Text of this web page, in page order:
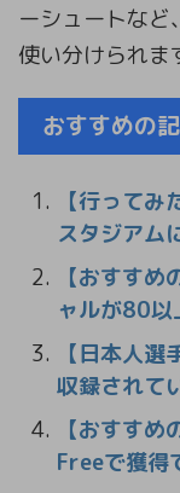
ーシュートな
使い分けられま
おすすめの
【行って
スタジアム
【おすす
ャルが80以
【日本人
収録されて
【おすす
Freeで獲得